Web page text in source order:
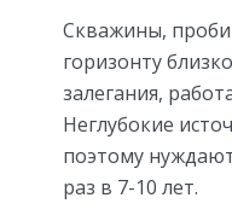
Скважины,
горизонту
залегания,
Неглубокие
поэтому
раз в 7-10 лет.